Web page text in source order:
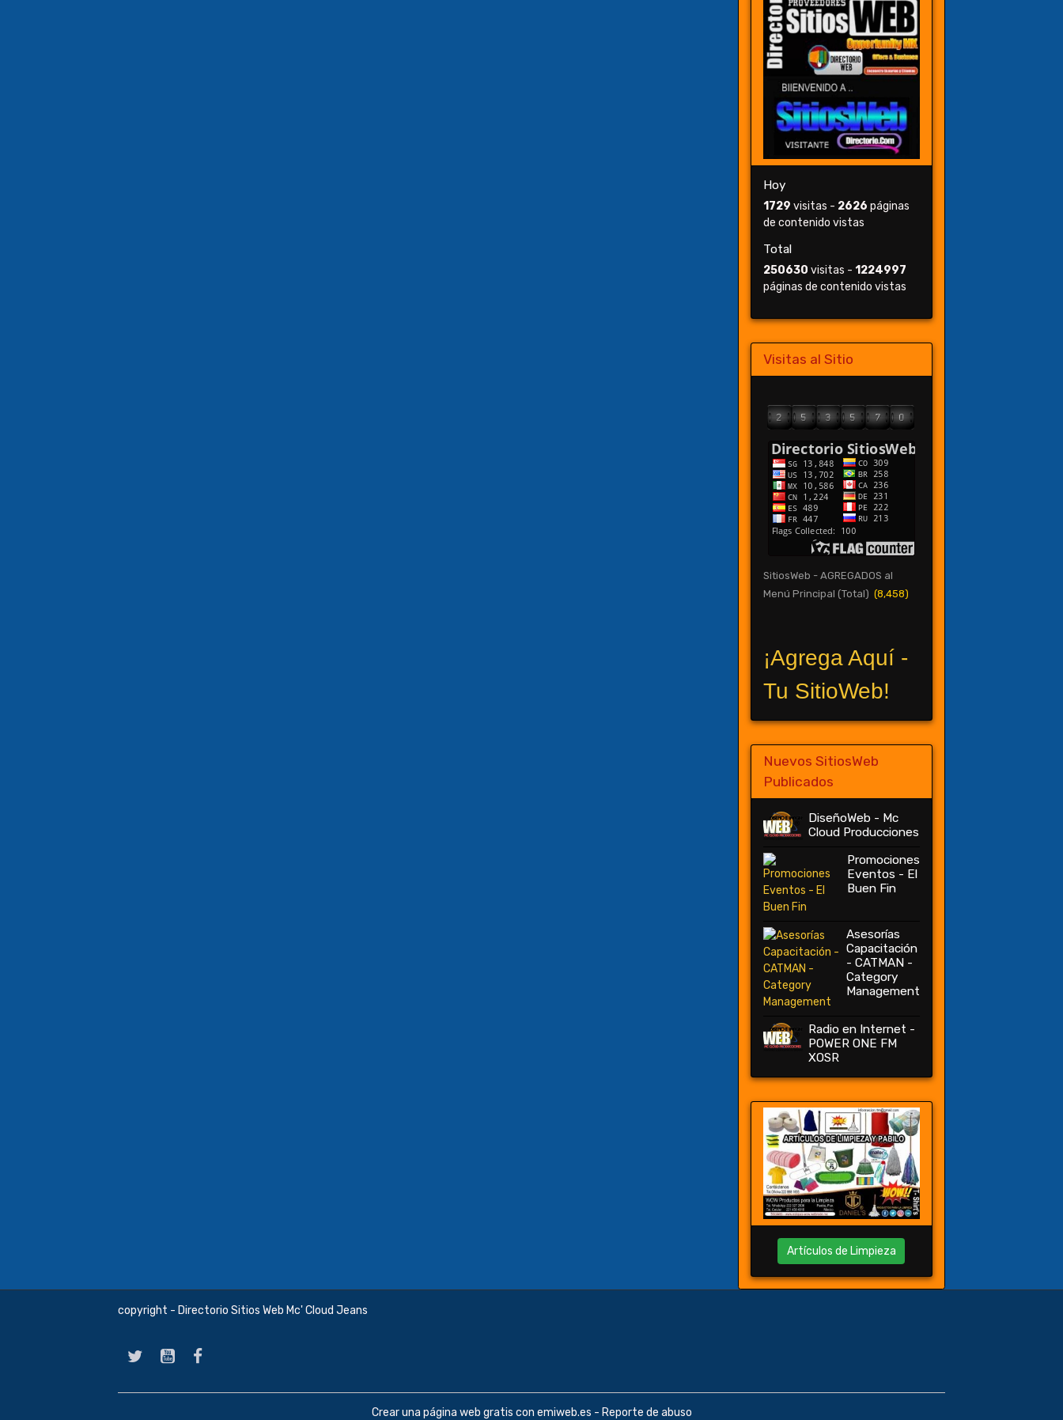
Hoy
1729 visitas - 2626 páginas
de contenido vistas
Total
250630 visitas -1224997
páginas de contenido vistas
Visitas al Sitio
SitiosWeb - AGREGADOS al
Menú Principal (Total) (8,458)
¡Agrega Aquí -
Tu SitioWeb!
Nuevos SitiosWeb
Publicados
DiseñoWeb - Mc
Cloud Producciones
Promociones
Eventos - El
Buen Fin
Asesorías
Capacitación
- CATMAN -
Category
Management
Radio en Internet -
POWER ONE FM
XOSR
Artículos de Limpieza
copyright - Directorio Sitios Web Mc' Cloud Jeans
Crear una página web gratis con emiweb.es - Reporte de abuso